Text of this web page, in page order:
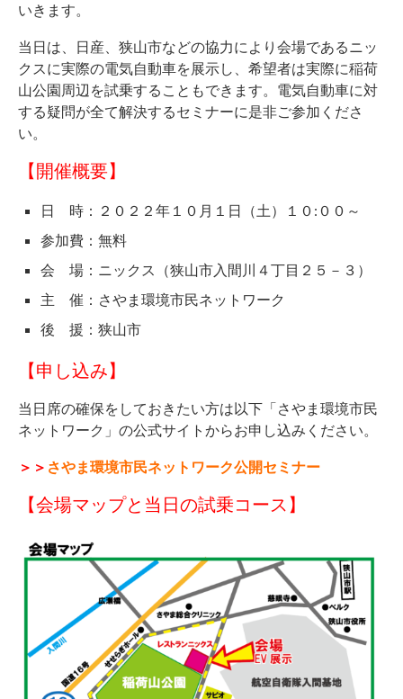
いきます。
当日は、日産、狭山市などの協力により会場であるニッ
クスに実際の電気自動車を展示し、希望者は実際に稲荷
山公園周辺を試乗することもできます。電気自動車に対
する疑問が全て解決するセミナーに是非ご参加くださ
い。
【開催概要】
日 時：２０２２年１０月１日（土）１０:００～
参加費：無料
会 場：ニックス（狭山市入間川４丁目２５－３）
主 催：さやま環境市民ネットワーク
後 援：狭山市
【申し込み】
当日席の確保をしておきたい方は以下「さやま環境市民
ネットワーク」の公式サイトからお申し込みください。
＞＞ さやま環境市民ネットワーク公開セミナー
【会場マップと当日の試乗コース】